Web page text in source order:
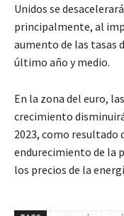
Unidos se
principalmente, al
aumento de las tasas
último año y medio.
En la zona del euro,
crecimiento
2023, como
endurecimiento de la
los precios de la